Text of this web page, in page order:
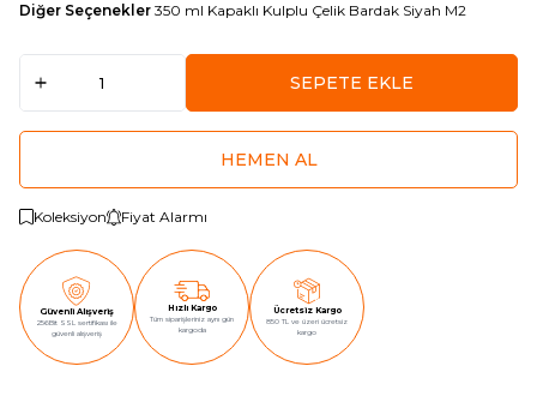
Diğer Seçenekler 350 ml Kapaklı Kulplu Çelik Bardak Siyah M2
SEPETE EKLE
HEMEN AL
Koleksiyon Fiyat Alarmı
Güvenli Alışveriş
256Bit SSL sertifikası ile
güvenli alışveriş
Hızlı Kargo
Tüm siparişleriniz aynı gün
kargoda
Ücretsiz Kargo
850 TL ve üzeri ücretsiz
kargo